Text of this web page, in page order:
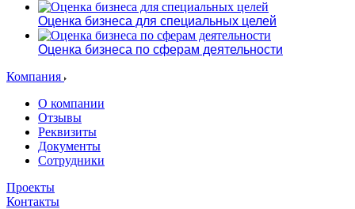
Оценка бизнеса для специальных целей
Оценка бизнеса по сферам деятельности
Компания
О компании
Отзывы
Реквизиты
Документы
Сотрудники
Проекты
Контакты